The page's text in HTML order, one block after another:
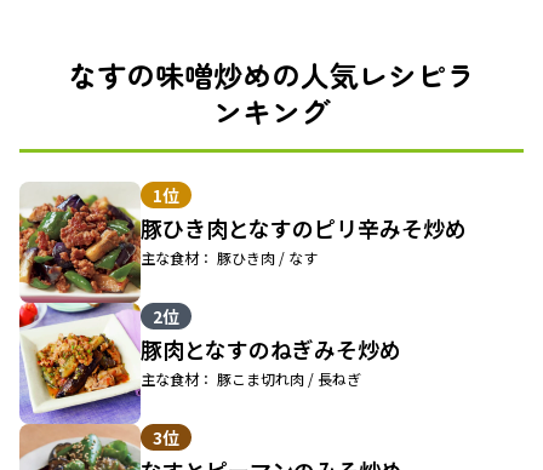
なすの味噌炒めの人気レシピラ
ンキング
1位
豚ひき肉となすのピリ辛みそ炒め
主な食材： 豚ひき肉 / なす
2位
豚肉となすのねぎみそ炒め
主な食材： 豚こま切れ肉 / 長ねぎ
3位